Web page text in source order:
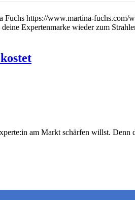
Fuchs https://www.martina-fuchs.com/
Expertenmarke wieder zum
am Markt schärfen willst. Denn